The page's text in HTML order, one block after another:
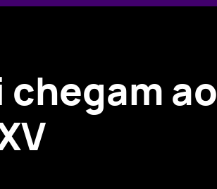
chegam ao